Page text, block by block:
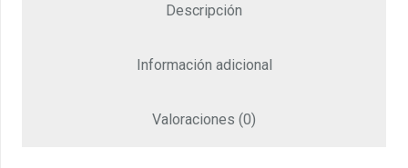
Descripción
Información adicional
Valoraciones (0)